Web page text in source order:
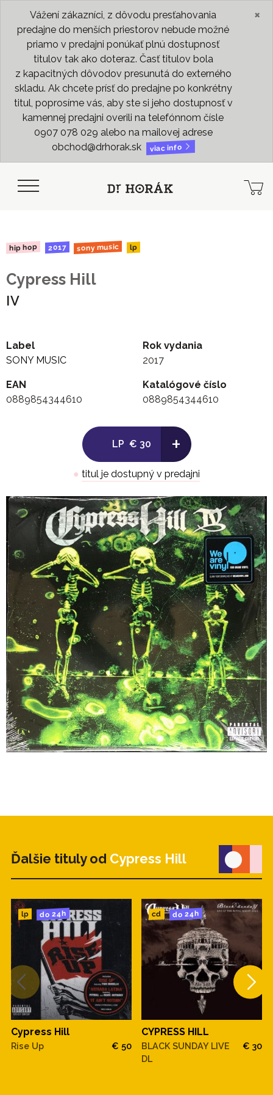
Vážení zákazníci, z dôvodu presťahovania
predajne do menších priestorov nebude možné
priamo v predajni ponúkať plnú dostupnosť
titulov tak ako doteraz. Časť titulov bola
z kapacitných dôvodov presunutá do externého
skladu. Ak chcete prísť do predajne po konkrétny
titul, poprosíme vás, aby ste si jeho dostupnosť v
kamennej predajni overili na telefónnom čísle
0907 078 029 alebo na mailovej adrese
obchod@drhorak.sk
viac info
×
hip hop 2017 sony music lp
Cypress Hill
IV
Label
SONY MUSIC
Rok vydania
2017
EAN
0889854344610
Katalógové číslo
0889854344610
LP € 30 +
● titul je dostupný v predajni
Ďalšie tituly od Cypress Hill
lp do 24h
Cypress Hill
Rise Up € 50
cd do 24h
CYPRESS HILL
BLACK SUNDAY LIVE
DL
€ 30